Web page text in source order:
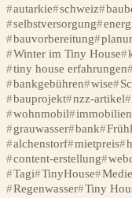
autarkie schweiz
selbstversorgung
bauvorbereitung
Winter im Tiny House
tiny house erfahrungen
bankgebühren wise
bauprojekt nzz-artikel
wohnmobil
grauwasser bank
alchenstorf mietpreis
content-erstellung
Tagi TinyHouse
Regenwasser Tiny